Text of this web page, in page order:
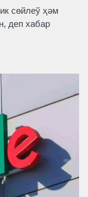
сөйлеў ҳәм
деп хабар